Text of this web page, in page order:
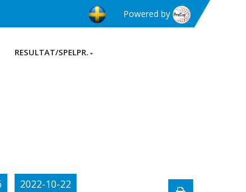
Powered by
RESULTAT/SPELPR.
2022-10-22